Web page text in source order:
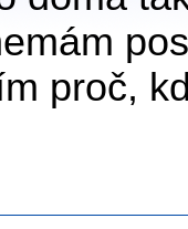
proč,